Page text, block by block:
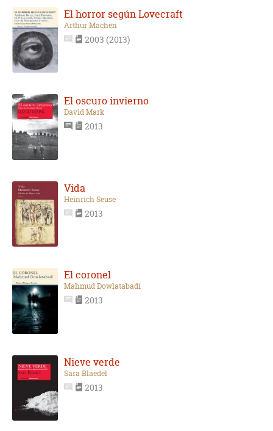
El horror según Lovecraft
Arthur Machen
2003 (2013)
El oscuro invierno
David Mark
2013
Vida
Heinrich Seuse
2013
El coronel
Mahmud Dowlatabadí
2013
Nieve verde
Sara Blaedel
2013